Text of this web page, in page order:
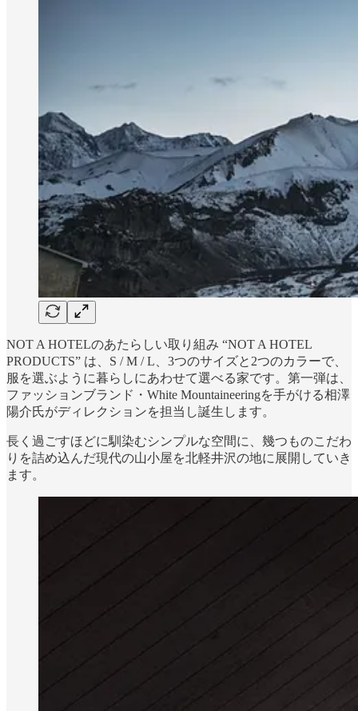
NOT A HOTELのあたらしい取り組み “NOT A HOTEL
PRODUCTS” は、S / M / L、3つのサイズと2つのカラーで、
服を選ぶように暮らしにあわせて選べる家です。第一弾は、
ファッションブランド・White Mountaineeringを手がける相澤
陽介氏がディレクションを担当し誕生します。
長く過ごすほどに馴染むシンプルな空間に、幾つものこだわ
りを詰め込んだ現代の山小屋を北軽井沢の地に展開していき
ます。